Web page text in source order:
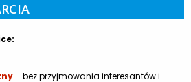
– bez przyjmowania interesantów i